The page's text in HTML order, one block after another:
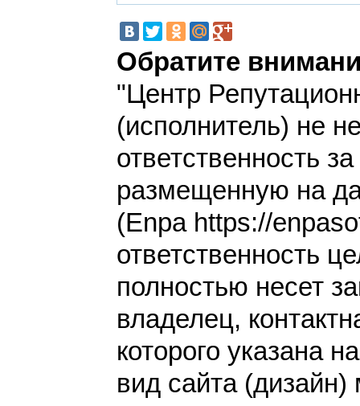
Обратите
"Центр
(исполнитель) не
ответственность
размещенную на
(Enpa https://
ответственность
полностью несет
владелец,
которого указана
вид сайта (дизайн)